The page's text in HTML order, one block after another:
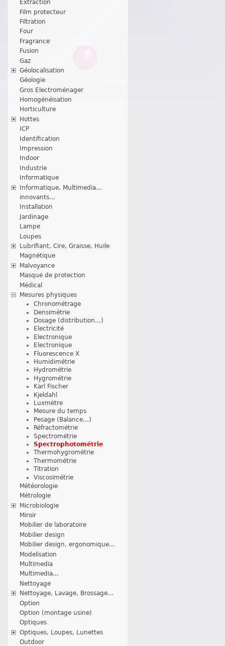
Extraction
Film protecteur
Filtration
Four
Fragrance
Fusion
Gaz
Géolocalisation
Géologie
Gros Electroménager
Homogénéisation
Horticulture
Hottes
ICP
Identification
Impression
Indoor
Industrie
Informatique
Informatique, Multimedia...
innovants...
Installation
Jardinage
Lampe
Loupes
Lubrifiant, Cire, Graisse, Huile
Magnétique
Malvoyance
Masque de protection
Médical
Mesures physiques
Chronométrage
Densimétrie
Dosage (distribution...)
Electricité
Electronique
Electronique
Fluorescence X
Humidimétrie
Hydrométrie
Hygrométrie
Karl Fischer
Kjeldahl
Luxmètre
Mesure du temps
Pesage (Balance...)
Réfractométrie
Spectrométrie
Spectrophotométrie
Thermohygrométrie
Thermométrie
Titration
Viscosimétrie
Météorologie
Métrologie
Microbiologie
Miroir
Mobilier de laboratoire
Mobilier design
Mobilier design, ergonomique...
Modelisation
Multimedia
Multimedia...
Nettoyage
Nettoyage, Lavage, Brossage...
Option
Option (montage usine)
Optiques
Optiques, Loupes, Lunettes
Outdoor